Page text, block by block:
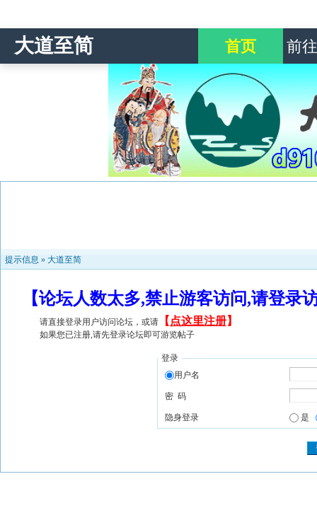
大道至简 首页 前
提示信息 » 大道至简
【论坛人数太多,禁止游客访问,请登
请直接登录用户访问论坛，或请 【 点这里注册】
如果您已注册,请先登录论坛即可游览帖子
登录
用户名
密 码
隐身登录 是